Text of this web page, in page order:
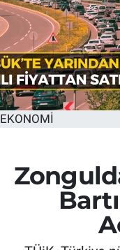
EKONOMİ